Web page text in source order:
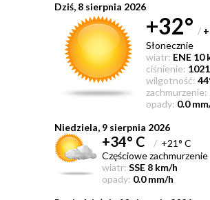
Dziś, 8 sierpnia 2026
+32° /
Słonecznie
wiatr: ENE 10
ciśnienie:
wilgotność:
zachmurzenie:
opady: 0.0
Niedziela, 9 sierpnia 2026
+34° C /+21° C
Częściowe zachmurzenie
wiatr: SSE 8 km/h
opady: 0.0 mm/h